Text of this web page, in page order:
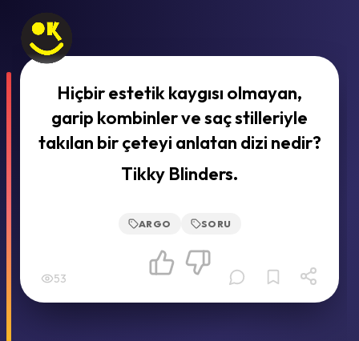
Hiçbir estetik kaygısı olmayan,
garip kombinler ve saç stilleriyle
takılan bir çeteyi anlatan dizi nedir?
Tikky Blinders.
ARGO SORU
53